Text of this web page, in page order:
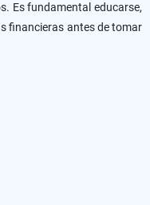
Es fundamental educarse,
financieras antes de tomar